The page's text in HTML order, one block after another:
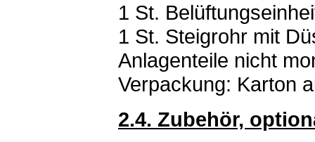
1 St.
1 St. Steigrohr mit
Anlagenteile nicht
Verpackung:
2.4. Zubehör,